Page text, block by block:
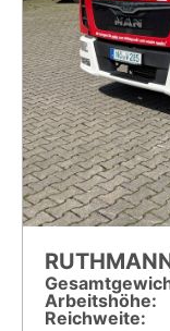
Arbeitshöhe:
Reichweite: